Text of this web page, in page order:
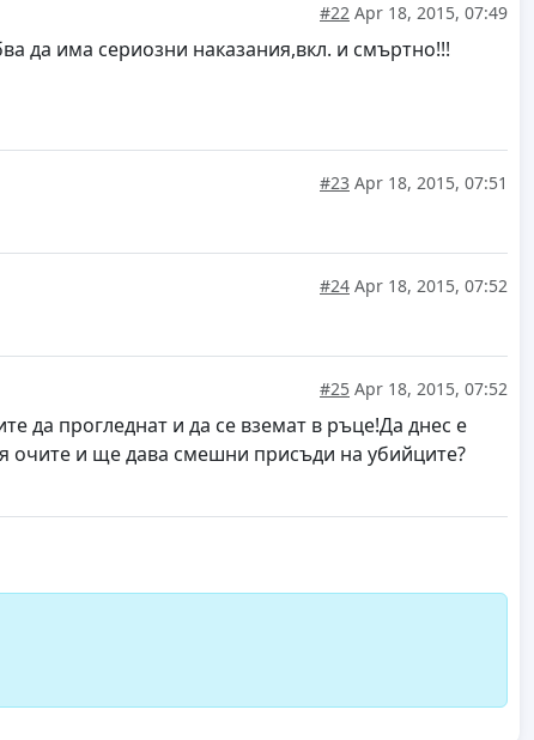
#22 Apr 18, 2015, 07:49
да има сериозни наказания,вкл. и смъртно!!!
#23 Apr 18, 2015, 07:51
#24 Apr 18, 2015, 07:52
#25 Apr 18, 2015, 07:52
да прогледнат и да се вземат в ръце!Да днес е
очите и ще дава смешни присъди на убийците?